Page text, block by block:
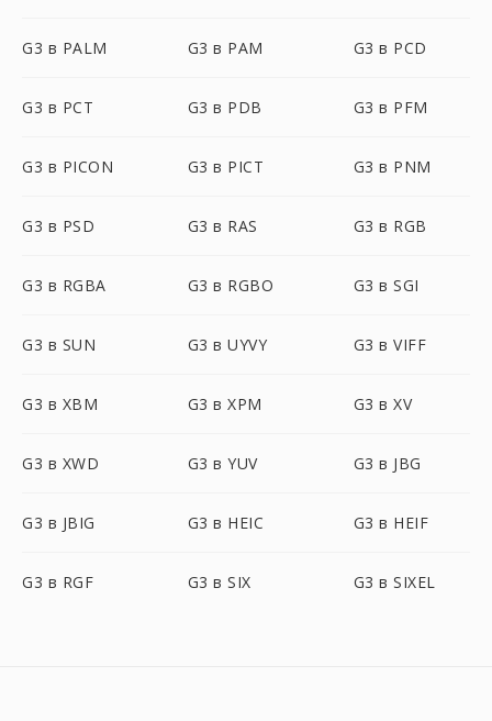
G3 в PALM G3 в PAM G3 в PCD
G3 в PCT G3 в PDB G3 в PFM
G3 в PICON G3 в PICT G3 в PNM
G3 в PSD G3 в RAS G3 в RGB
G3 в RGBA G3 в RGBO G3 в SGI
G3 в SUN G3 в UYVY G3 в VIFF
G3 в XBM G3 в XPM G3 в XV
G3 в XWD G3 в YUV G3 в JBG
G3 в JBIG G3 в HEIC G3 в HEIF
G3 в RGF G3 в SIX G3 в SIXEL